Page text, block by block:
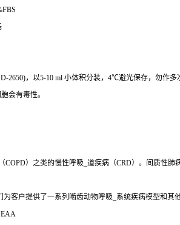
2650)，以5-10 ml 小体积分装，4℃避光保存，勿作多
会有毒性。
）之类的慢性呼吸_道疾病（CRD）。间质性
户提供了一系列啮齿动物呼吸_系统疾病模型和其